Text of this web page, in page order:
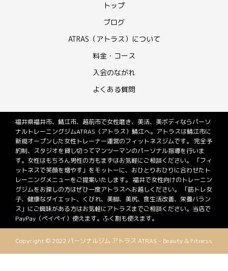
トップ
ブログ
ATRAS（アトラス）について
料金・コース
入会のながれ
よくある質問
福井県福井市、鯖江市、越前市で女性磨き、美活、美ボディならパーソ
ナルトレーニングジムATRAS（アトラス）鯖江へ。アトラスは鯖江市に
新規オープンした女性トレーナー運営のフィットネスジムです。 完全予
約制、スタジオを貸し切ってマンツーマンのパーソナル指導を行いま
す。女性はもちろん男性の方もまずはお気軽にご相談ください。 「フィ
ットネスで笑顔を増やす」をモットーに、おひとりおひりに合わせたト
レーニングメニューをご提案いたします。 福井で女性向けのトレーニン
グジムをお探しの方はぜひ一度アトラスへお越しください。 「筋トレ女
子、健康なダイエット、くびれ、美脚、美尻、食生活改善、栄養バラン
ス」にご興味がある方はお気軽にアトラスまでご相談ください。当店で
PayPay（ペイペイ）使えます。ふく割も使えます。
Copyright © 2022 パーソナルジム アトラス ATRAS - Beauty & Fitness